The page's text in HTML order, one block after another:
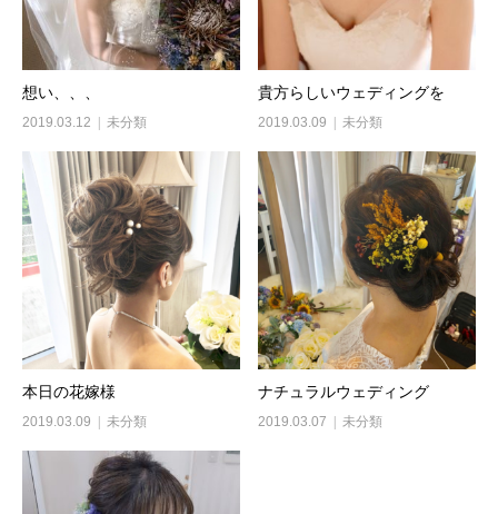
想い、、、
2019.03.12 未分類
貴方らしいウェディングを
2019.03.09 未分類
本日の花嫁様
2019.03.09 未分類
ナチュラルウェディング
2019.03.07 未分類